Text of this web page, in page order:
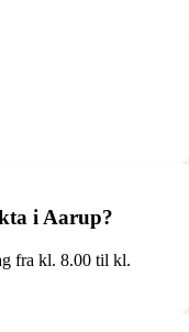
i Aarup?
fra kl. 8.00 til kl.